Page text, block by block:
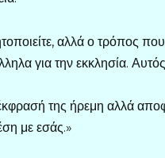
αλλά ο τρόπος
για την εκκλησία.
της ήρεμη αλλά
με εσάς.»